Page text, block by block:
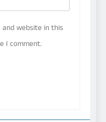
and website in this
I comment.